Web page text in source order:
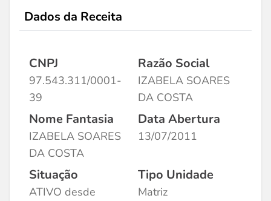
Dados da Receita
CNPJ
97.543.311/0001-
39
Razão Social
IZABELA SOARES
DA COSTA
Nome Fantasia
IZABELA SOARES
DA COSTA
Data Abertura
13/07/2011
Situação
ATIVO desde
Tipo Unidade
Matriz